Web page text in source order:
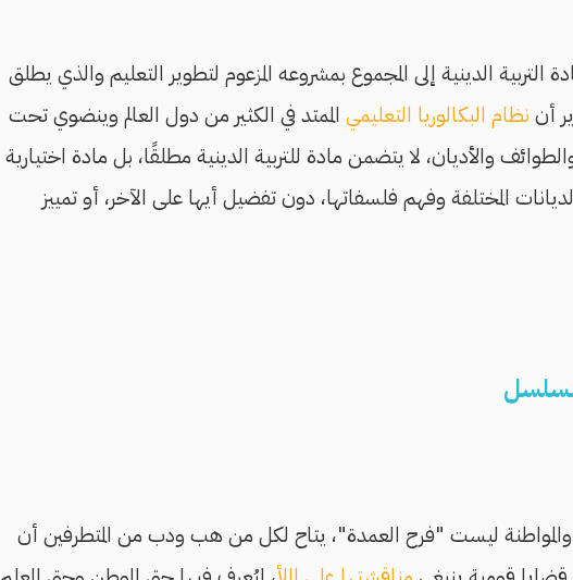
التربية الدينية إلى المجموع بمشروعه المزعوم لتطوير التعليم والذي يطلق
أن نظام البكالوريا التعليميالممتد في الكثير من دول العالم وينضوي تحت
والأديان، لا يتضمن مادة للتربية الدينية مطلقًا، بل مادة اختيارية
المختلفة وفهم فلسفاتها، دون تفضيل أيها على الآخر، أو تمييز
مسلسل
والمواطنة ليست "فرح العمدة"، يتاح لكل من هب ودب من المتطرفين أن